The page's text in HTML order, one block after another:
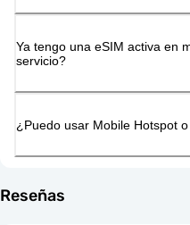
Ya tengo una eSIM activa en
servicio?
¿Puedo usar Mobile Hotspot
Reseñas